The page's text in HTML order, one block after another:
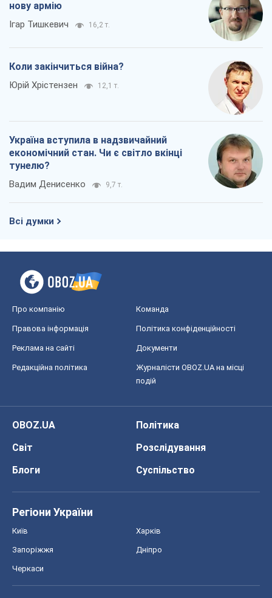
нову армію
Ігар Тишкевич 16,2 т.
Коли закінчиться війна?
Юрій Хрістензен 12,1 т.
Україна вступила в надзвичайний
економічний стан. Чи є світло вкінці
тунелю?
Вадим Денисенко 9,7 т.
Всі думки
Про компанію Команда
Правова інформація Політика конфіденційності
Реклама на сайті Документи
Редакційна політика
Журналісти OBOZ.UA на місці
подій
OBOZ.UA
Політика
Світ
Розслідування
Блоги
Суспільство
Регіони України
Київ Харків
Запоріжжя Дніпро
Черкаси